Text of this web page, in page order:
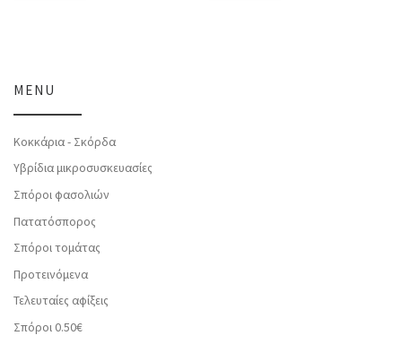
MENU
Κοκκάρια - Σκόρδα
Υβρίδια μικροσυσκευασίες
Σπόροι φασολιών
Πατατόσπορος
Σπόροι τομάτας
Προτεινόμενα
Τελευταίες αφίξεις
Σπόροι 0.50€